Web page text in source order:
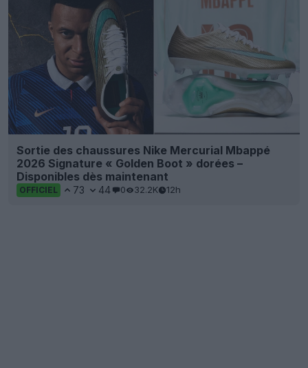
Sortie des chaussures Nike Mercurial Mbappé
2026 Signature « Golden Boot » dorées –
Disponibles dès maintenant
OFFICIEL 73 44 0 32.2K 12h